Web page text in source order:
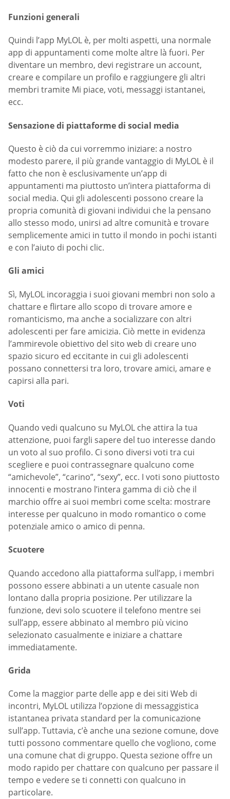
Funzioni generali
Quindi l’app MyLOL è, per molti aspetti, una normale
app di appuntamenti come molte altre là fuori. Per
diventare un membro, devi registrare un account,
creare e compilare un profilo e raggiungere gli altri
membri tramite Mi piace, voti, messaggi istantanei,
ecc.
Sensazione di piattaforme di social media
Questo è ciò da cui vorremmo iniziare: a nostro
modesto parere, il più grande vantaggio di MyLOL è il
fatto che non è esclusivamente un’app di
appuntamenti ma piuttosto un’intera piattaforma di
social media. Qui gli adolescenti possono creare la
propria comunità di giovani individui che la pensano
allo stesso modo, unirsi ad altre comunità e trovare
semplicemente amici in tutto il mondo in pochi istanti
e con l’aiuto di pochi clic.
Gli amici
Sì, MyLOL incoraggia i suoi giovani membri non solo a
chattare e flirtare allo scopo di trovare amore e
romanticismo, ma anche a socializzare con altri
adolescenti per fare amicizia. Ciò mette in evidenza
l’ammirevole obiettivo del sito web di creare uno
spazio sicuro ed eccitante in cui gli adolescenti
possano connettersi tra loro, trovare amici, amare e
capirsi alla pari.
Voti
Quando vedi qualcuno su MyLOL che attira la tua
attenzione, puoi fargli sapere del tuo interesse dando
un voto al suo profilo. Ci sono diversi voti tra cui
scegliere e puoi contrassegnare qualcuno come
“amichevole”, “carino”, “sexy”, ecc. I voti sono piuttosto
innocenti e mostrano l’intera gamma di ciò che il
marchio offre ai suoi membri come scelta: mostrare
interesse per qualcuno in modo romantico o come
potenziale amico o amico di penna.
Scuotere
Quando accedono alla piattaforma sull’app, i membri
possono essere abbinati a un utente casuale non
lontano dalla propria posizione. Per utilizzare la
funzione, devi solo scuotere il telefono mentre sei
sull’app, essere abbinato al membro più vicino
selezionato casualmente e iniziare a chattare
immediatamente.
Grida
Come la maggior parte delle app e dei siti Web di
incontri, MyLOL utilizza l’opzione di messaggistica
istantanea privata standard per la comunicazione
sull’app. Tuttavia, c’è anche una sezione comune, dove
tutti possono commentare quello che vogliono, come
una comune chat di gruppo. Questa sezione offre un
modo rapido per chattare con qualcuno per passare il
tempo e vedere se ti connetti con qualcuno in
particolare.